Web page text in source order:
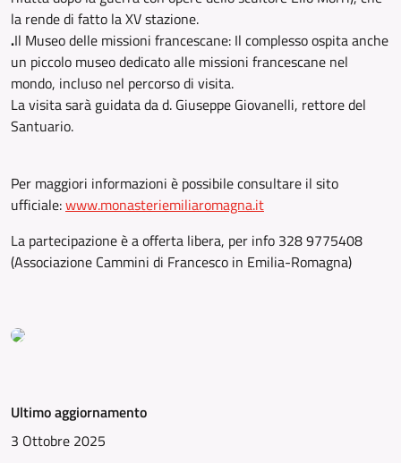
la rende di fatto la XV stazione.
.Il Museo delle missioni francescane: Il complesso ospita anche
un piccolo museo dedicato alle missioni francescane nel
mondo, incluso nel percorso di visita.
La visita sarà guidata da d. Giuseppe Giovanelli, rettore del
Santuario.
Per maggiori informazioni è possibile consultare il sito
ufficiale:www.monasteriemiliaromagna.it
La partecipazione è a offerta libera, per info 328 9775408
(Associazione Cammini di Francesco in Emilia-Romagna)
Ultimo aggiornamento
3 Ottobre 2025